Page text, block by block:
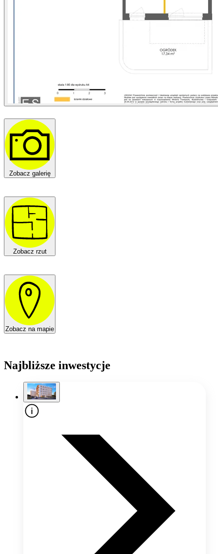
Zobacz galerię
Zobacz rzut
Zobacz na mapie
Najbliższe inwestycje